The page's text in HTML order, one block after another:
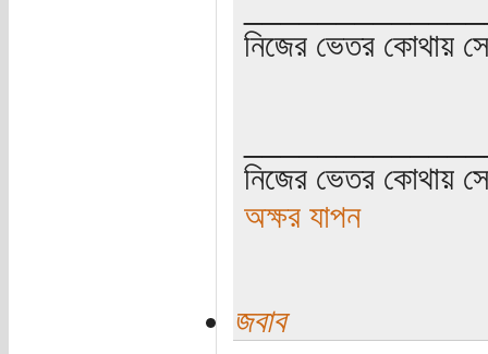
নিজের ভেতর কোথায়
নিজের ভেতর কোথায়
অক্ষর যাপন
জবাব